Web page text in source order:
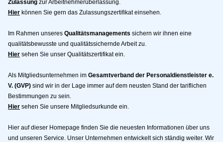
Zulassung zur Arbeitnehmerüberlassung.
Hier können Sie gern das Zulassungszertifikat einsehen.
Im Rahmen unseres Qualitätsmanagements sichern wir ihnen eine
qualitätsbewusste und qualitätssichernde Arbeit zu.
Hier sehen Sie unser Qualitätszertifikat ein.
Als Mitgliedsunternehmen im Gesamtverband der Personaldienstleister e.
V. (GVP) sind wir in der Lage immer auf dem neusten Stand der tariflichen
Bestimmungen zu sein.
Hier sehen Sie unsere Mitgliedsurkunde ein.
Hier auf dieser Homepage finden Sie die neuesten Informationen über uns
und unseren Service. Unser Unternehmen entwickelt sich ständig weiter. Wir